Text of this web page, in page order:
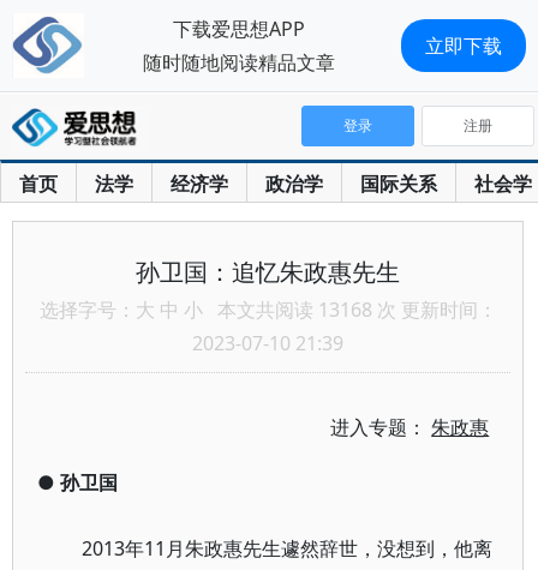
首页 法学 经济学 政治学 国际关系 社会学
登录 注册
孙卫国：追忆朱政惠先生
选择字号： 大 中 小 本文共阅读 13168 次 更新时间：
2023-07-10 21:39
进入专题：朱政惠
● 孙卫国
2013年11月朱政惠先生遽然辞世，没想到，他离
下载爱思想APP
随时随地阅读精品文章
立即下载